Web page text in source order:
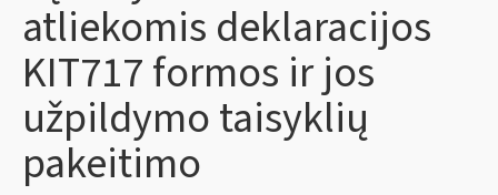
atliekomis deklaracijos
KIT717 formos ir jos
užpildymo taisyklių
pakeitimo